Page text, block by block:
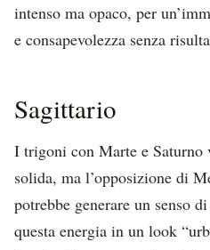
intenso ma opaco, per
e consapevolezza senza
Sagittario
I trigoni con Marte e
solida, ma l’opposizione di
potrebbe generare un senso
questa energia in un look